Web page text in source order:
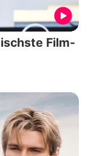
Film-